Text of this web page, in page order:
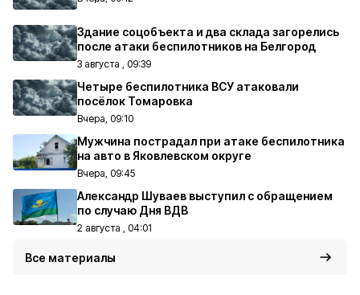
Здание соцобъекта и два склада загорелись
после атаки беспилотников на Белгород
3 августа , 09:39
Четыре беспилотника ВСУ атаковали
посёлок Томаровка
Вчера, 09:10
Мужчина пострадал при атаке беспилотника
на авто в Яковлевском округе
Вчера, 09:45
Александр Шуваев выступил с обращением
по случаю Дня ВДВ
2 августа , 04:01
Все материалы